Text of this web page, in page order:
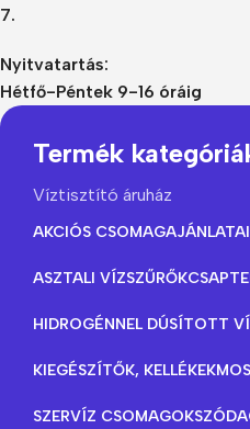
7.
Nyitvatartás:
Hétfő-Péntek 9-16 óráig
Termék
Víztisztító áruház
AKCIÓS
ASZTALI VÍZSZŰRŐK
HIDROGÉNNEL DÚSÍTOTT
KIEGÉSZÍTŐK, KELLÉKEK
SZERVÍZ CSOMAGOK